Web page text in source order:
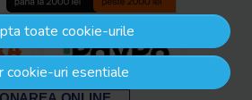
toate cookie-urile
cookie-uri esentiale